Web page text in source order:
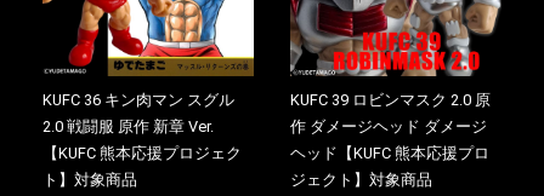
KUFC 36 キン肉マン スグル
2.0 戦闘服 原作 新章 Ver.
【KUFC 熊本応援プロジェク
ト】対象商品
KUFC 39 ロビンマスク 2.0 原
作 ダメージヘッド ダメージ
ヘッド【KUFC 熊本応援プロ
ジェクト】対象商品